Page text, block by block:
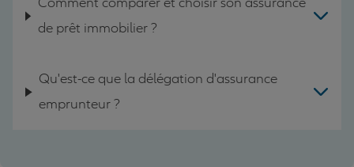
de prêt immobilier ?
Qu'est-ce que la délégation d'assurance
emprunteur ?